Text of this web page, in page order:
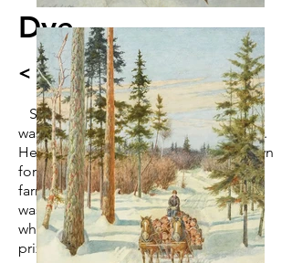
Dye
< Return to Artists
SAWFORD-DYE, Ernest(1873-1965)
was a landscape and figurative painter.
He worked in watercolour and is known
for his northern Ontario landscapes,
farm scenes and wildlife studies. He
was born in Norwich England in 1874,
where Sawford-Dye won the Queen's
prize for drawing when he was 14. He